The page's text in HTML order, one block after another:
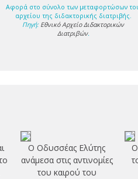
Αφορά στο σύνολο των μεταφορτώσων
αρχείου της διδακτορικής διατριβής.
Πηγή: Εθνικό Αρχείο Διδακτορικών
Διατριβών.
Ο Οδυσσέας Ελύτης
ανάμεσα στις αντινομίες
του καιρού του